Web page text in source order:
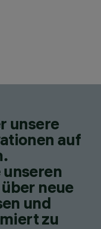
unsere
auf
neue
und
zu